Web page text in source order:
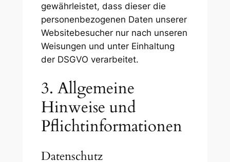
gewährleistet, dass dieser die
personenbezogenen Daten unserer
Websitebesucher nur nach unseren
Weisungen und unter Einhaltung
der DSGVO verarbeitet.
3. Allgemeine
Hinweise und
Pflicht­informationen
Datenschutz